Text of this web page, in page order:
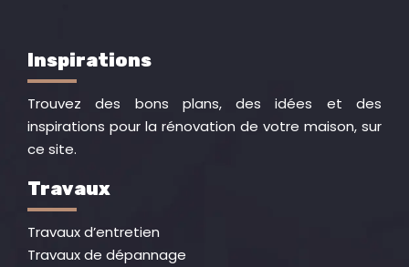
Inspirations
Trouvez des bons plans, des idées et des
inspirations pour la rénovation de votre maison, sur
ce site.
Travaux
Travaux d’entretien
Travaux de dépannage